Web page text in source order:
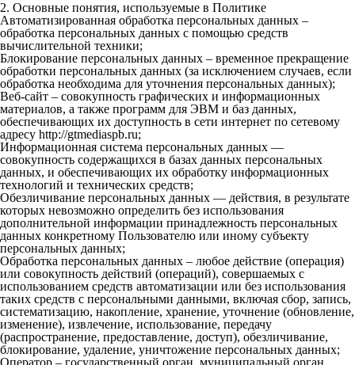
2. Основные понятия, используемые в Политике
Автоматизированная обработка персональных данных –
обработка персональных данных с помощью средств
вычислительной техники;
Блокирование персональных данных – временное прекращение
обработки персональных данных (за исключением случаев, если
обработка необходима для уточнения персональных данных);
Веб-сайт – совокупность графических и информационных
материалов, а также программ для ЭВМ и баз данных,
обеспечивающих их доступность в сети интернет по сетевому
адресу http://gtmediaspb.ru;
Информационная система персональных данных —
совокупность содержащихся в базах данных персональных
данных, и обеспечивающих их обработку информационных
технологий и технических средств;
Обезличивание персональных данных — действия, в результате
которых невозможно определить без использования
дополнительной информации принадлежность персональных
данных конкретному Пользователю или иному субъекту
персональных данных;
Обработка персональных данных – любое действие (операция)
или совокупность действий (операций), совершаемых с
использованием средств автоматизации или без использования
таких средств с персональными данными, включая сбор, запись,
систематизацию, накопление, хранение, уточнение (обновление,
изменение), извлечение, использование, передачу
(распространение, предоставление, доступ), обезличивание,
блокирование, удаление, уничтожение персональных данных;
Оператор – государственный орган, муниципальный орган,